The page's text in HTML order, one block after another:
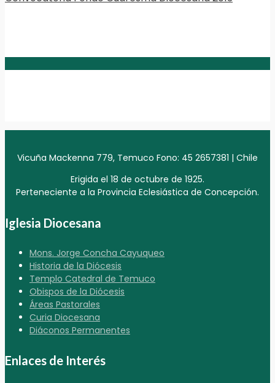
Vicuña Mackenna 779, Temuco Fono: 45 2657381 | Chile
Erigida el 18 de octubre de 1925.
Perteneciente a la Provincia Eclesiástica de Concepción.
Iglesia Diocesana
Mons. Jorge Concha Cayuqueo
Historia de la Diócesis
Templo Catedral de Temuco
Obispos de la Diócesis
Áreas Pastorales
Curia Diocesana
Diáconos Permanentes
Enlaces de Interés